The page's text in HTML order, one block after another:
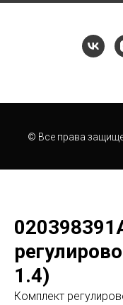
© Все права
1.4)
Комплект